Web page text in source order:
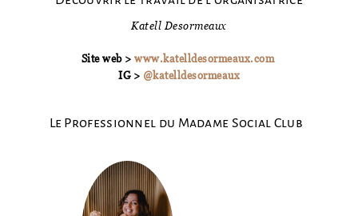
Katell Desormeaux
Site web > www.katelldesormeaux.com
IG > @katelldesormeaux
Le Professionnel du Madame Social Club